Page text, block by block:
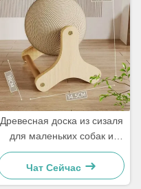
Древесная доска из сизаля
для маленьких собак и
кошек
Чат Сейчас